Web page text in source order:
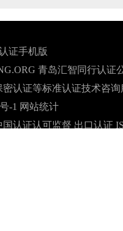
证手机版
青岛汇智同行认
认证等标准认证技术咨
-1 网站统计
国认证认可监督 出口认证